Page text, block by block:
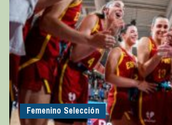
Femenino Selección